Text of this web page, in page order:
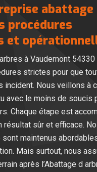
abattage
procédures
et
à Vaudemont
strictes pour que
incident. Nous veillons à
avec le moins de soucis
Chaque étape est
résultat sûr et efficace.
sont maintenus
Mais surtout, nous
après l’Abattage d